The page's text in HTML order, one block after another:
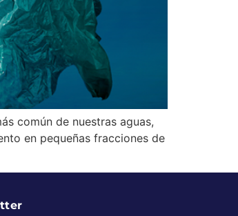
común de nuestras aguas,
en pequeñas fracciones de